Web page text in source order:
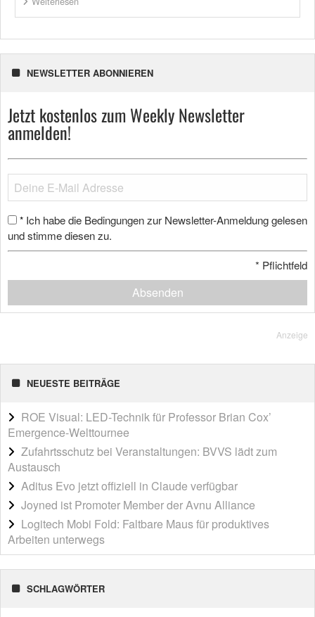
NEWSLETTER ABONNIEREN
Jetzt kostenlos zum Weekly Newsletter
anmelden!
* Ich habe die Bedingungen zur Newsletter-Anmeldung gelesen
und stimme diesen zu.
* Pflichtfeld
Absenden
Anzeige
NEUESTE BEITRÄGE
ROE Visual: LED-Technik für Professor Brian Cox’
Emergence-Welttournee
Zufahrtsschutz bei Veranstaltungen: BVVS lädt zum
Austausch
Aditus Evo jetzt offiziell in Claude verfügbar
Joyned ist Promoter Member der Avnu Alliance
Logitech Mobi Fold: Faltbare Maus für produktives
Arbeiten unterwegs
SCHLAGWÖRTER